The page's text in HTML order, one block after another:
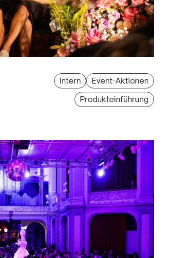
Event-Aktionen
Intern
Produkteinführung